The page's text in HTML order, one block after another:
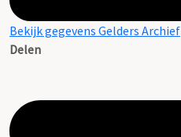
Bekijk gegevens Gelders Archief
Delen